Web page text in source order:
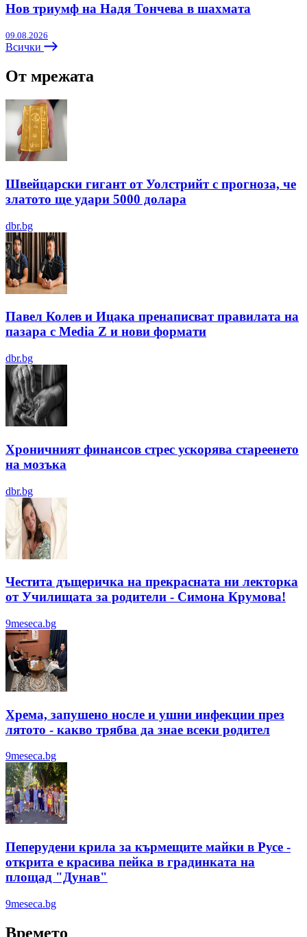
Нов триумф на Надя Тончева в шахмата
09.08.2026
Всички
От мрежата
Швейцарски гигант от Уолстрийт с прогноза, че
златото ще удари 5000 долара
dbr.bg
Павел Колев и Ицака пренаписват правилата на
пазара с Media Z и нови формати
dbr.bg
Хроничният финансов стрес ускорява стареенето
на мозъка
dbr.bg
Честита дъщеричка на прекрасната ни лекторка
от Училищата за родители - Симона Крумова!
9meseca.bg
Хрема, запушено носле и ушни инфекции през
лятотo - какво трябва да знае всеки родител
9meseca.bg
Пеперудени крила за кърмещите майки в Русе -
открита е красива пейка в градинката на
площад "Дунав"
9meseca.bg
Времето